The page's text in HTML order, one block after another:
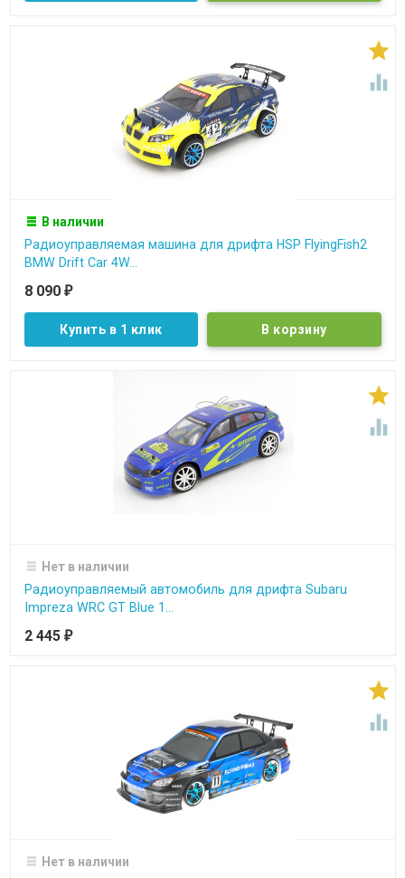


В наличии
Радиоуправляемая машина для дрифта HSP FlyingFish2
BMW Drift Car 4W...
8 090 ₽
Купить в 1 клик


Нет в наличии
Радиоуправляемый автомобиль для дрифта Subaru
Impreza WRC GT Blue 1...
2 445 ₽


Нет в наличии